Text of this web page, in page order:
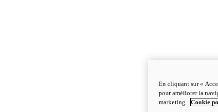
En cliquant sur «
pour améliorer la
marketing.
Cookie